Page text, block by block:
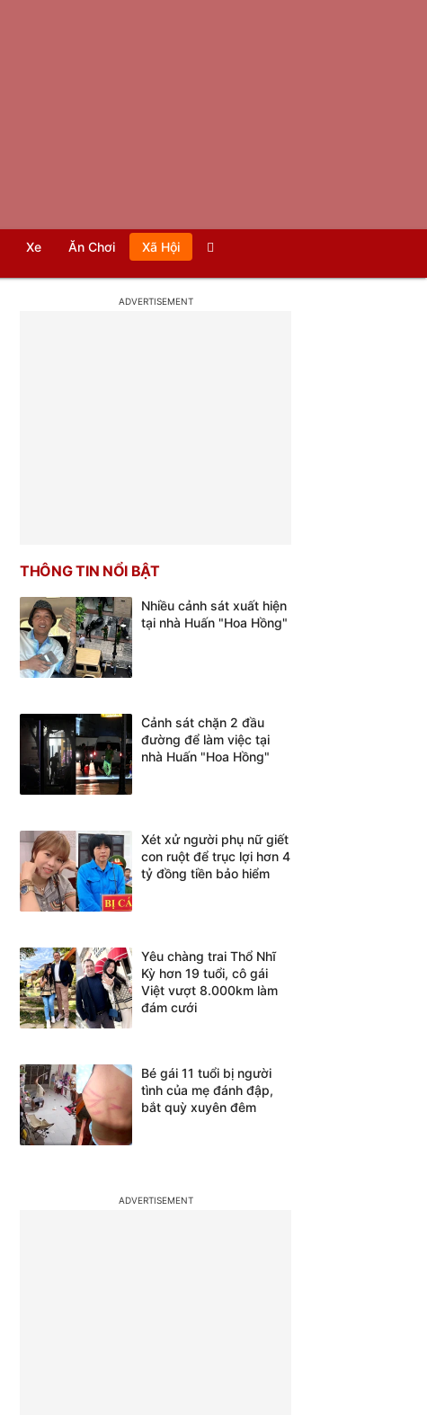
Xe Ăn Chơi Xã Hội
THÔNG TIN NỔI BẬT
Nhiều cảnh sát xuất hiện
tại nhà Huấn "Hoa Hồng"
Cảnh sát chặn 2 đầu
đường để làm việc tại
nhà Huấn "Hoa Hồng"
Xét xử người phụ nữ giết
con ruột để trục lợi hơn 4
tỷ đồng tiền bảo hiểm
Yêu chàng trai Thổ Nhĩ
Kỳ hơn 19 tuổi, cô gái
Việt vượt 8.000km làm
đám cưới
Bé gái 11 tuổi bị người
tình của mẹ đánh đập,
bắt quỳ xuyên đêm